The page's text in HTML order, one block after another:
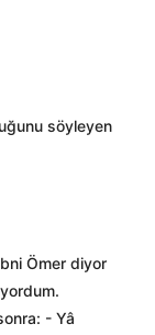
söyleyen
Ömer diyor
- Yâ